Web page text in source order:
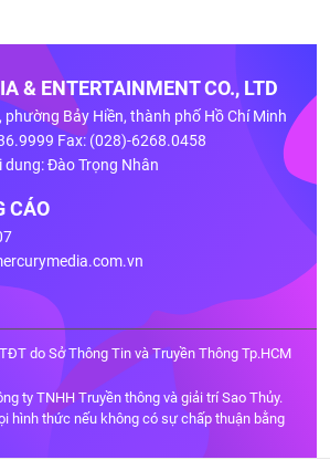
& ENTERTAINMENT CO., LTD
phường Bảy Hiền, thành phố Hồ Chí Minh
Fax: (028)-6268.0458
Đào Trọng Nhân
CÁO
do Sở Thông Tin và Truyền Thông Tp.HCM
ty TNHH Truyền thông và giải trí Sao Thủy.
hình thức nếu không có sự chấp thuận bằng